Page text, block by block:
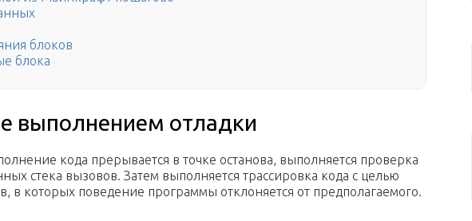
блоков
блока
выполнением отладки
кода прерывается в точке останова, выполняется проверка
стека вызовов. Затем выполняется трассировка кода с целью
в которых поведение программы отклоняется от предполагаемого.